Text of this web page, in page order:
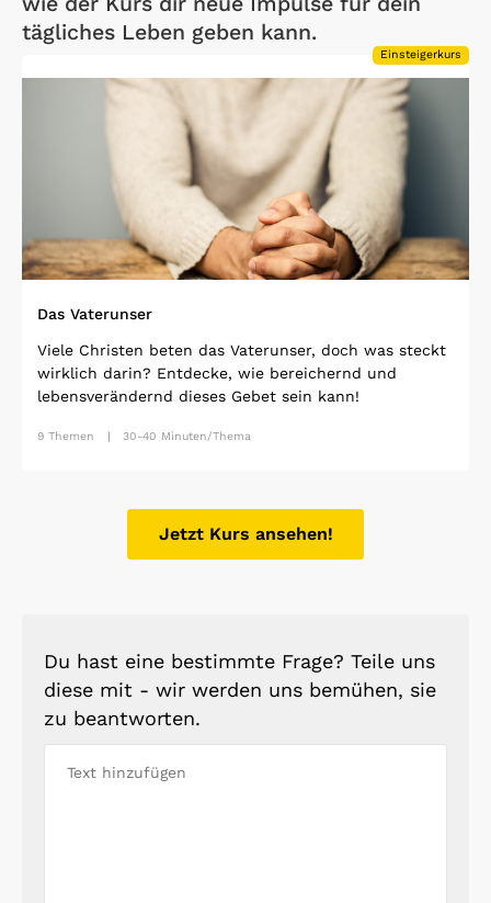
tägliches Leben geben kann.
Einsteigerkurs
Das Vaterunser
Viele Christen beten das Vaterunser, doch was steckt
wirklich darin? Entdecke, wie bereichernd und
lebensverändernd dieses Gebet sein kann!
9 Themen 30-40 Minuten/Thema
Jetzt Kurs ansehen!
Du hast eine bestimmte Frage? Teile uns
diese mit - wir werden uns bemühen, sie
zu beantworten.